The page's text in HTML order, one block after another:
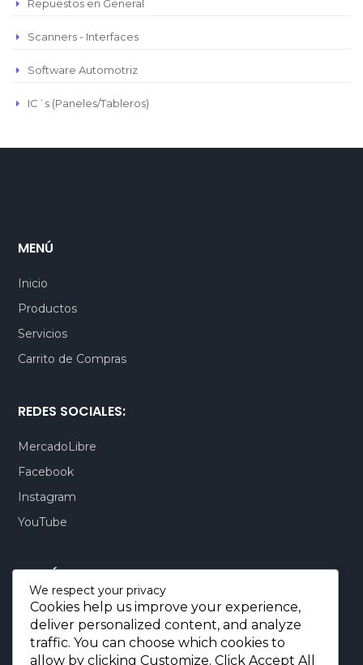
Repuestos en General
Scanners - Interfaces
Software Automotriz
IC´s (Paneles/Tableros)
MENÚ
Inicio
Productos
Servicios
Carrito de Compras
REDES SOCIALES:
MercadoLibre
Facebook
Instagram
YouTube
CONTÁCTENOS:
Quito-Ecuador:+593 99 803 7777
Llamadas: +593 99 803 7777
Miami-USA:
+1 (872) 295 6069
We respect your privacy
Cookies help us improve your experience,
deliver personalized content, and analyze
traffic. You can choose which cookies to
allow by clicking Customize. Click Accept All